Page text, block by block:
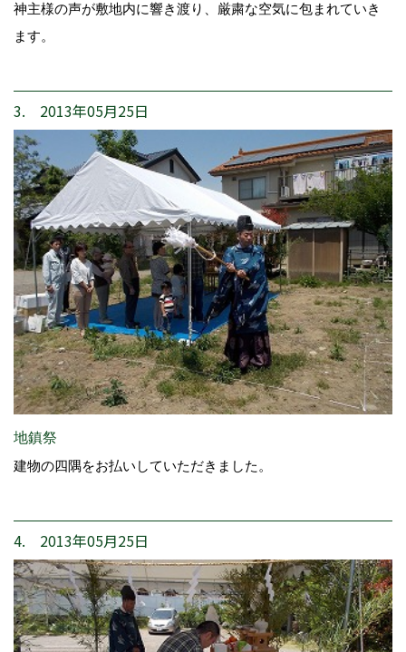
神主様の声が敷地内に響き渡り、厳粛な空気に包まれていき
ます。
3. 2013年05月25日
地鎮祭
建物の四隅をお払いしていただきました。
4. 2013年05月25日